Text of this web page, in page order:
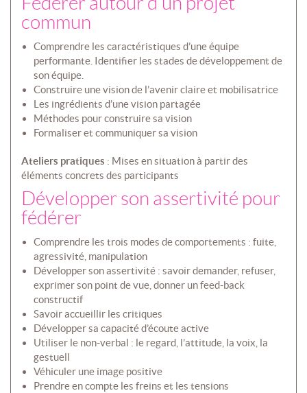
commun
Comprendre les caractéristiques d’une équipe
performante. Identifier les stades de développement de
son équipe.
Construire une vision de l’avenir claire et mobilisatrice
Les ingrédients d’une vision partagée
Méthodes pour construire sa vision
Formaliser et communiquer sa vision
Ateliers pratiques : Mises en situation à partir des
éléments concrets des participants
Développer son assertivité pour
fédérer
Comprendre les trois modes de comportements : fuite,
agressivité, manipulation
Développer son assertivité : savoir demander, refuser,
exprimer son point de vue, donner un feed-back
constructif
Savoir accueillir les critiques
Développer sa capacité d’écoute active
Utiliser le non-verbal : le regard, l’attitude, la voix, la
gestuell
Véhiculer une image positive
Prendre en compte les freins et les tensions